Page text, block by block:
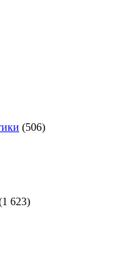
(506)
623)